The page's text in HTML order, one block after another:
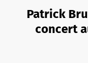
Patrick
concert